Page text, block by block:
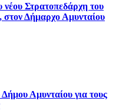
νέου Στρατοπεδάρχη του
Δήμαρχο Αμυνταίου
Αμυνταίου για τους